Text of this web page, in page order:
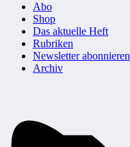
Abo
Shop
Das aktuelle Heft
Rubriken
Newsletter abonnieren
Archiv